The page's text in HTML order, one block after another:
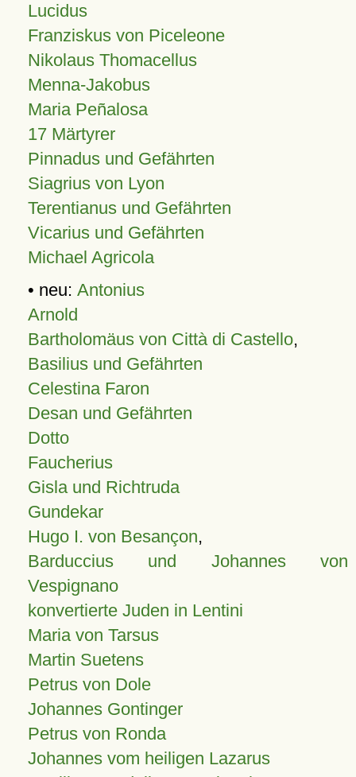
Lucidus
Franziskus von Piceleone
Nikolaus Thomacellus
Menna-Jakobus
Maria Peñalosa
17 Märtyrer
Pinnadus und Gefährten
Siagrius von Lyon
Terentianus und Gefährten
Vicarius und Gefährten
Michael Agricola
• neu: Antonius
Arnold
Bartholomäus von Città di Castello,
Basilius und Gefährten
Celestina Faron
Desan und Gefährten
Dotto
Faucherius
Gisla und Richtruda
Gundekar
Hugo I. von Besançon,
Barduccius und Johannes von
Vespignano
konvertierte Juden in Lentini
Maria von Tarsus
Martin Suetens
Petrus von Dole
Johannes Gontinger
Petrus von Ronda
Johannes vom heiligen Lazarus